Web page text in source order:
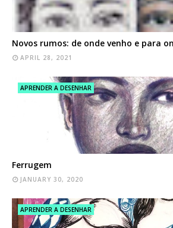
Novos rumos: de onde venho e para
APRIL 28, 2021
APRENDER A DESENHAR
Ferrugem
JANUARY 30, 2020
APRENDER A DESENHAR